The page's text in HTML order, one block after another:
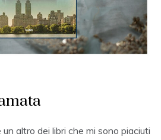
altro dei libri che mi sono piaciuti